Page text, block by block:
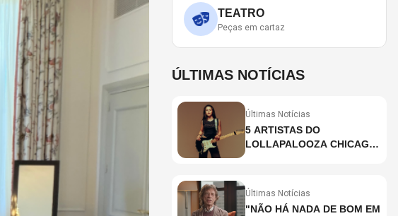
TEATRO
Peças em cartaz
ÚLTIMAS NOTÍCIAS
Últimas Notícias
5 ARTISTAS DO
LOLLAPALOOZA CHICAGO
Últimas Notícias
"NÃO HÁ NADA DE BOM EM